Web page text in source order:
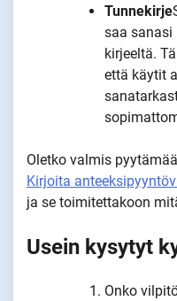
Tunnekirje
saa
kirjeeltä.
että käytit
Oletko valmis
Kirjoita
ja se toimitettakoon
Usein kysytyt
Onko